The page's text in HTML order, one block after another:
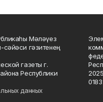
Мәләүез
гәзитенең
газеты г.
Республики
данных